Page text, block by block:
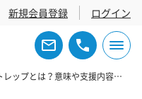
新規会員登録 ログイン
テナントレップとは？意味や支援内容について分かりやすく解説